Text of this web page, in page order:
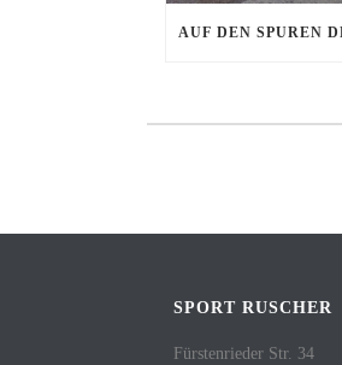
SPORT RUSCHER
Fürstenrieder Str. 34